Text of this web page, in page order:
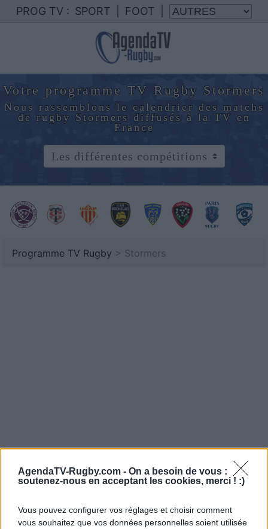
AgendaTV-Rugby.com - On a besoin de vous :
soutenez-nous en acceptant les cookies, merci ! :)
Vous pouvez configurer vos réglages et choisir comment
vous souhaitez que vos données personnelles soient utilisée
PROG TV : SPORT FOOT
Votre programme TV Rugby Stormers
Nous rassemblons le calendrier des matchs
de rugby Stormers diffusés à la TV en
France
Programme TV Rugby > Stormers